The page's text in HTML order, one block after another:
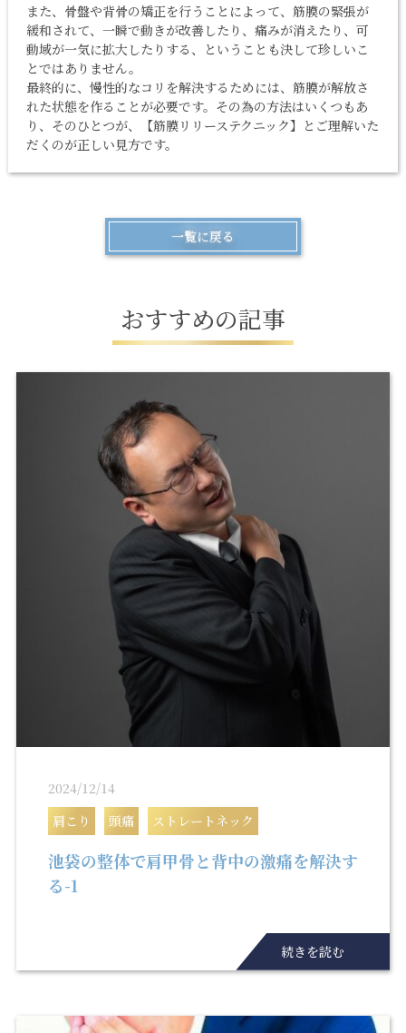
また、骨盤や背骨の矯正を行うことによって、筋膜の緊張が
緩和されて、一瞬で動きが改善したり、痛みが消えたり、可
動域が一気に拡大したりする、ということも決して珍しいこ
とではありません。
最終的に、慢性的なコリを解決するためには、筋膜が解放さ
れた状態を作ることが必要です。その為の方法はいくつもあ
り、そのひとつが、【筋膜リリーステクニック】とご理解いた
だくのが正しい見方です。
一覧に戻る
おすすめの記事
2024/12/14
肩こり
頭痛 ストレートネック
池袋の整体で肩甲骨と背中の激痛を解決す
る-1
続きを読む